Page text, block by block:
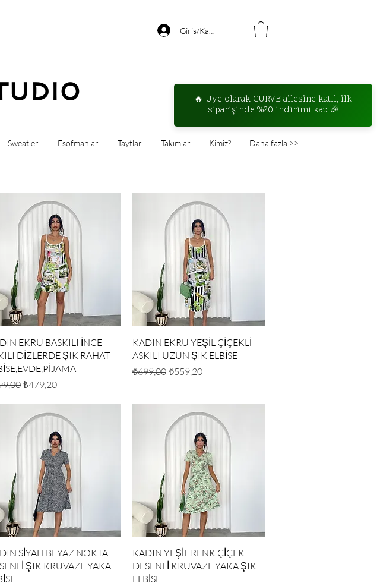
Giris/Kayıt
Sweatler Esofmanlar Taytlar Takımlar Kimiz? Daha fazla >>
Hızlı Bakış
EKRU BASKILI İNCE
DİZLERDE ŞIK RAHAT
Fiyat
İndirimli Fiyat
₺479,20
Hızlı Bakış
KADIN EKRU YEŞİL ÇİÇEKLİ
ASKILI UZUN ŞIK ELBİSE
Normal Fiyat
₺699,00 İndirimli Fiyat
₺559,20
Hızlı Bakış
SİYAH BEYAZ NOKTA
ŞIK KRUVAZE YAKA
Hızlı Bakış
KADIN YEŞİL RENK ÇİÇEK
DESENLİ KRUVAZE YAKA ŞIK
ELBİSE